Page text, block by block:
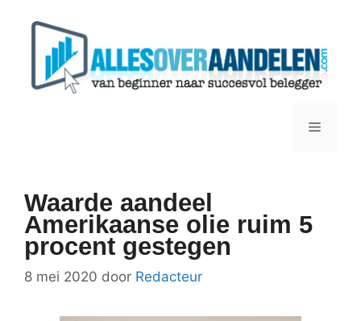
Menu
Waarde aandeel
Amerikaanse olie ruim 5
procent gestegen
8 mei 2020 door Redacteur